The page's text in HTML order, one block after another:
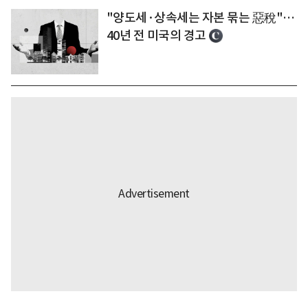
"양도세·상속세는 자본 묶는 惡稅"…
40년 전 미국의 경고